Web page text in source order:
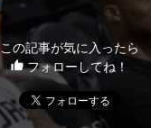
この記事が気に入ったら
フォローしてね！